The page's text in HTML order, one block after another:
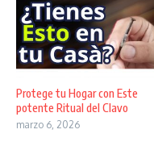
Protege tu Hogar con Este
potente Ritual del Clavo
marzo 6, 2026